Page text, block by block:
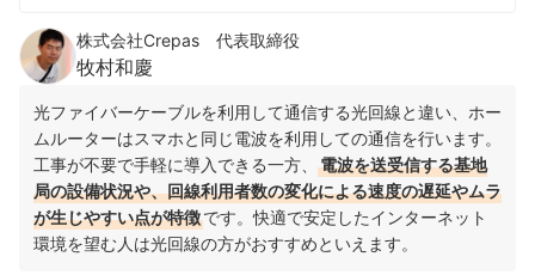
株式会社Crepas 代表取締役
牧村和慶
光ファイバーケーブルを利用して通信する光回線と違い、ホー
ムルーターはスマホと同じ電波を利用しての通信を行います。
工事が不要で手軽に導入できる一方、
電波を送受信する基地
局の設備状況や、回線利用者数の変化による速度の遅延やムラ
が生じやすい点が特徴です。快適で安定したインターネット
環境を望む人は光回線の方がおすすめといえます。